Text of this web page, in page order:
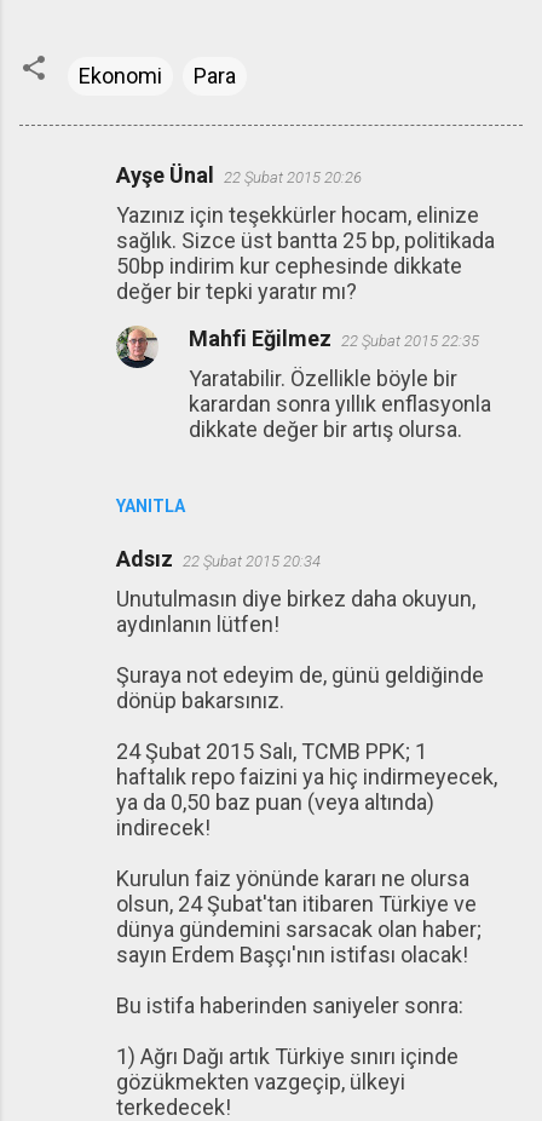
Ekonomi Para
Ayşe Ünal 22 Şubat 2015 20:26
Yazınız için teşekkürler hocam, elinize
sağlık. Sizce üst bantta 25 bp, politikada
50bp indirim kur cephesinde dikkate
değer bir tepki yaratır mı?
YANITLA
Mahfi Eğilmez 22 Şubat 2015 22:35
Yaratabilir. Özellikle böyle bir
karardan sonra yıllık enflasyonla
dikkate değer bir artış olursa.
Adsız 22 Şubat 2015 20:34
Unutulmasın diye birkez daha okuyun,
aydınlanın lütfen!
Şuraya not edeyim de, günü geldiğinde
dönüp bakarsınız.
24 Şubat 2015 Salı, TCMB PPK; 1
haftalık repo faizini ya hiç indirmeyecek,
ya da 0,50 baz puan (veya altında)
indirecek!
Kurulun faiz yönünde kararı ne olursa
olsun, 24 Şubat'tan itibaren Türkiye ve
dünya gündemini sarsacak olan haber;
sayın Erdem Başçı'nın istifası olacak!
Bu istifa haberinden saniyeler sonra:
1) Ağrı Dağı artık Türkiye sınırı içinde
gözükmekten vazgeçip, ülkeyi
terkedecek!